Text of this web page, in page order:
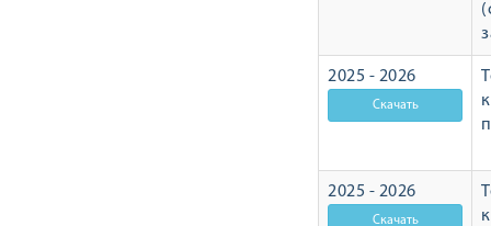
2025 - 2026
2025 - 2026